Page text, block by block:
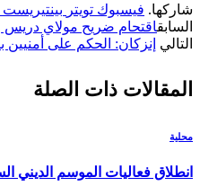
شاركها. فيسبوك تويتر بينتيريست
السابقاقتحام ضريح مولاي دريس
التالي إنزكان: الحكم على أمنيين
المقالات ذات الصلة
محلية
انطلاق فعاليات الموسم الديني